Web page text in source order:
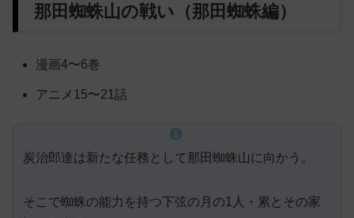
那田蜘蛛山の戦い（那田蜘蛛編）
漫画4〜6巻
アニメ15〜21話
炭治郎達は新たな任務として那田蜘蛛山に向かう。
そこで蜘蛛の能力を持つ下弦の月の1人・累とその家